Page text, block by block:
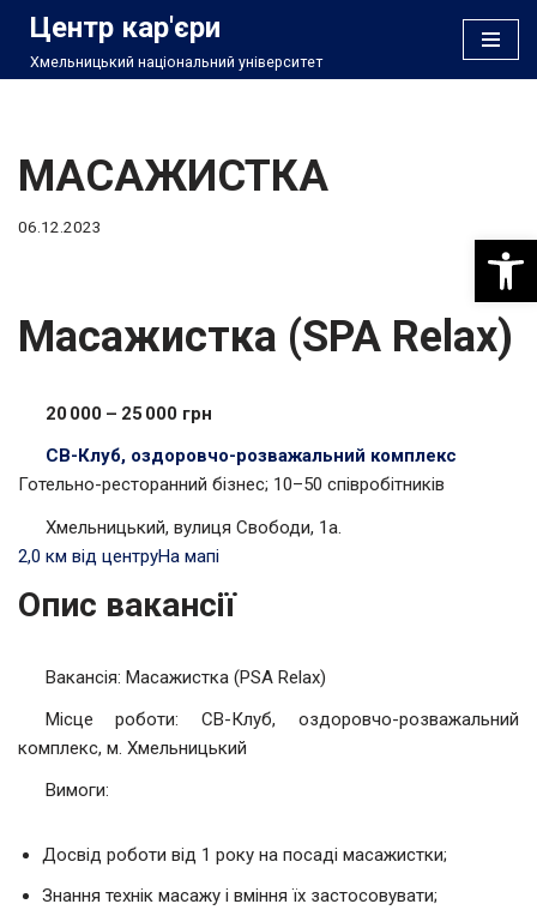
Перейти
Центр кар'єри
Хмельницький національний університет
МАСАЖИСТКА
06.12.2023
Масажистка (SPA Relax)
20 000 – 25 000 грн
СВ-Клуб, оздоровчо-розважальний комплекс
Готельно-ресторанний бізнес; 10–50 співробітників
Хмельницький, вулиця Свободи, 1а.
2,0 км від центруНа мапі
Опис вакансії
Вакансія: Масажистка (PSA Relax)
Місце роботи: СВ-Клуб, оздоровчо-розважальний
комплекс, м. Хмельницький
Вимоги:
Досвід роботи від 1 року на посаді масажистки;
Знання технік масажу і вміння їх застосовувати;